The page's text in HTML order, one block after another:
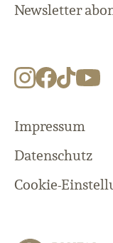
Newsletter
Impressum
Datenschutz
Cookie-